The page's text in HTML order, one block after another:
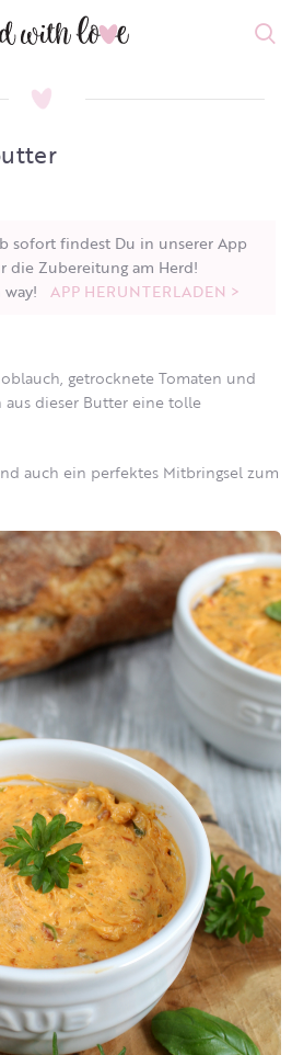
sofort findest Du in unserer App
die Zubereitung am Herd!
way! APP HERUNTERLADEN >
getrocknete Tomaten und
aus dieser Butter eine tolle
auch ein perfektes Mitbringsel zum